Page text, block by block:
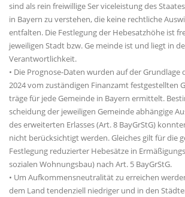
sind als rein freiwillige Ser viceleistung des
in Bayern zu verstehen, die keine rechtliche
entfalten. Die Festlegung der Hebesatzhöhe ist
jeweiligen Stadt bzw. Ge meinde ist und liegt in
Verantwortlichkeit.
• Die Prognose-Daten wurden auf der Grundlage
2024 vom zuständigen Finanzamt festgestellten
träge für jede Gemeinde in Bayern ermittelt.
scheidung der jeweiligen Gemeinde abhängige
des erweiterten Erlasses (Art. 8 BayGrStG)
nicht berücksichtigt werden. Gleiches gilt für die
Festlegung reduzierter Hebesätze in
sozialen Wohnungsbau) nach Art. 5 BayGrStG.
• Um Aufkommensneutralität zu erreichen
dem Land tendenziell niedriger und in den